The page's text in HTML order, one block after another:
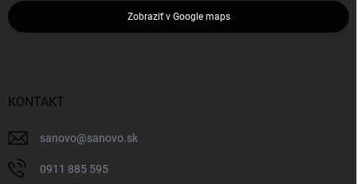
Zobraziť v Google maps
KONTAKT
sanovo@sanovo.sk
0911 885 595